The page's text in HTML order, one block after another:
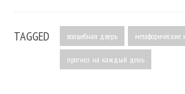
TAGGED волшебная дверь
прогноз на каждый день